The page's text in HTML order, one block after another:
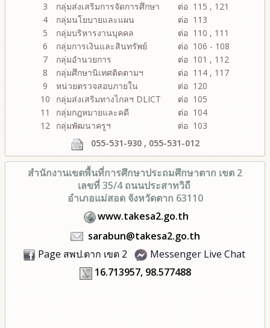
3
กลุ่มส่งเสริมการจัดการศึกษา
ต่อ 115 , 121
4
กลุ่มนโยบายและแผน
ต่อ 113
5
กลุ่มบริหารงานบุคคล
ต่อ 110 , 111
6
กลุ่มการเงินและสินทรัพย์
ต่อ 106 - 108
7
กลุ่มอำนวยการ
ต่อ 101 , 112
8
กลุ่มศึกษานิเทศติดตามฯ
ต่อ 114 , 117
9
หน่วยตรวจสอบภายใน
ต่อ 120
10
กลุ่มส่งเสริมทางไกลฯ DLICT
ต่อ 105
11
กลุ่มกฎหมายและคดี
ต่อ 104
12 กลุ่มพัฒนาครูฯ
ต่อ 103
055-531-930 , 055-531-012
สำนักงานเขตพื้นที่การศึกษาประถมศึกษาตาก เขต 2
เลขที่ 35/4 ถนนประสาทวิถี
อำเภอแม่สอด จังหวัดตาก 63110
www.takesa2.go.th
sarabun@takesa2.go.th
Page สพป.ตาก เขต 2
Messenger Live Chat
16.713957, 98.577488